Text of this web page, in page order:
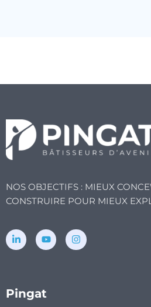
NOS OBJECTIFS : MIEUX
CONSTRUIRE POUR MIEUX
Pingat